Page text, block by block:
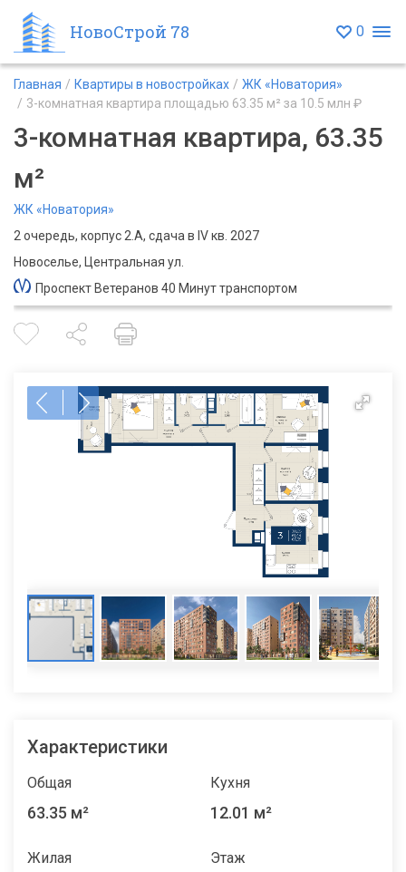
НовоСтрой 78 0
Главная Квартиры в новостройках
ЖК «Новатория»
3-комнатная квартира площадью 63.35 м² за 10.5 млн ₽
3-комнатная квартира, 63.35
м²
ЖК «Новатория»
2 очередь, корпус 2.А, сдача в IV кв. 2027
Новоселье, Центральная ул.
Проспект Ветеранов 40 Минут транспортом
Характеристики
Общая
63.35 м²
Кухня
12.01 м²
Жилая Этаж